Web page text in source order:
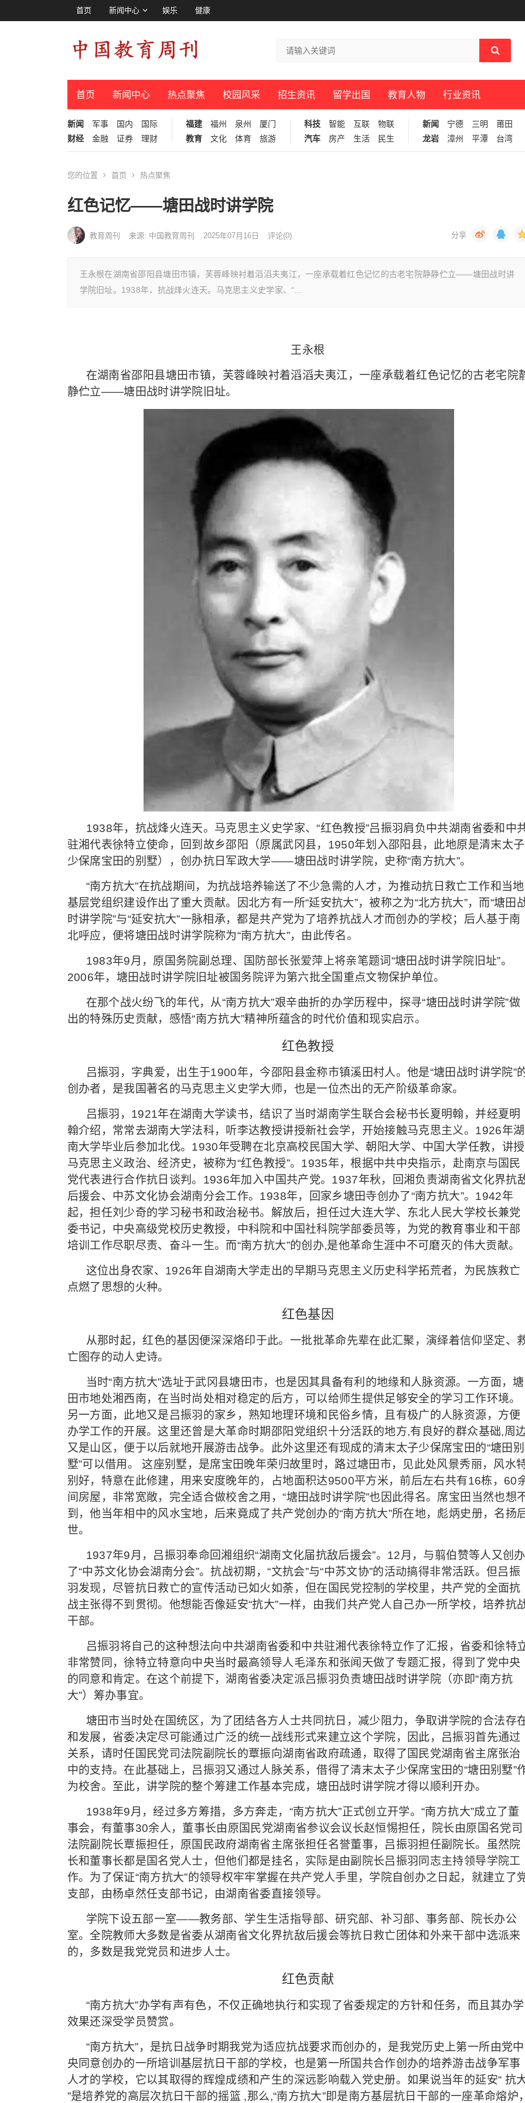
首页 新闻中心 娱乐 健康
首页 新闻中心 热点聚焦 校园风采 招生资讯 留学出国 教育人物 行业资讯
新闻 军事 国内
国际
财经
金融 证券 理财
福建 福州 泉州
厦门
教育
文化 体育 旅游
科技 智能 互联
物联
汽车
房产 生活 民生
新闻 宁德 三明
莆田
龙岩
漳州 平潭 台湾
您的位置 首页 热点聚焦
红色记忆——塘田战时讲学院
教育周刊 来源: 中国教育周刊 2025年07月16日 评论(0)
王永根在湖南省邵阳县塘田市镇，芙蓉峰映衬着滔滔夫夷江，一座承载着红色记忆的古老宅院静静伫立——塘田战时讲
学院旧址。1938年，抗战烽火连天。马克思主义史学家、“…
王永根
在湖南省邵阳县塘田市镇，芙蓉峰映衬着滔滔夫夷江，一座承载着红色记忆的古老宅院
静伫立——塘田战时讲学院旧址。
1938年，抗战烽火连天。马克思主义史学家、“红色教授”吕振羽肩负中共湖南省委和中
驻湘代表徐特立使命，回到故乡邵阳（原属武冈县，1950年划入邵阳县，此地原是清末太子
少保席宝田的别墅），创办抗日军政大学——塘田战时讲学院，史称“南方抗大”。
“南方抗大”在抗战期间，为抗战培养输送了不少急需的人才，为推动抗日救亡工作和当地
基层党组织建设作出了重大贡献。因北方有一所“延安抗大”，被称之为“北方抗大”，而“塘田
时讲学院”与“延安抗大”一脉相承，都是共产党为了培养抗战人才而创办的学校；后人基于南
北呼应，便将塘田战时讲学院称为“南方抗大”，由此传名。
1983年9月，原国务院副总理、国防部长张爱萍上将亲笔题词“塘田战时讲学院旧址”。
2006年，塘田战时讲学院旧址被国务院评为第六批全国重点文物保护单位。
在那个战火纷飞的年代，从“南方抗大”艰辛曲折的办学历程中，探寻“塘田战时讲学院”做
出的特殊历史贡献，感悟“南方抗大”精神所蕴含的时代价值和现实启示。
红色教授
吕振羽，字典爱，出生于1900年，今邵阳县金称市镇溪田村人。他是“塘田战时讲学院”
创办者，是我国著名的马克思主义史学大师，也是一位杰出的无产阶级革命家。
吕振羽，1921年在湖南大学读书，结识了当时湖南学生联合会秘书长夏明翰，并经夏明
翰介绍，常常去湖南大学法科，听李达教授讲授新社会学，开始接触马克思主义。1926年湖
南大学毕业后参加北伐。1930年受聘在北京高校民国大学、朝阳大学、中国大学任教，讲授
马克思主义政治、经济史，被称为“红色教授”。1935年，根据中共中央指示，赴南京与国民
党代表进行合作抗日谈判。1936年加入中国共产党。1937年秋，回湘负责湖南省文化界抗
后援会、中苏文化协会湖南分会工作。1938年，回家乡塘田寺创办了“南方抗大”。1942年
起，担任刘少奇的学习秘书和政治秘书。解放后，担任过大连大学、东北人民大学校长兼党
委书记，中央高级党校历史教授，中科院和中国社科院学部委员等，为党的教育事业和干部
培训工作尽职尽责、奋斗一生。而“南方抗大”的创办,是他革命生涯中不可磨灭的伟大贡献。
这位出身农家、1926年自湖南大学走出的早期马克思主义历史科学拓荒者，为民族救亡
点燃了思想的火种。
红色基因
从那时起，红色的基因便深深烙印于此。一批批革命先辈在此汇聚，演绎着信仰坚定、
亡图存的动人史诗。
当时“南方抗大”选址于武冈县塘田市，也是因其具备有利的地缘和人脉资源。一方面，塘
田市地处湘西南，在当时尚处相对稳定的后方，可以给师生提供足够安全的学习工作环境。
另一方面，此地又是吕振羽的家乡，熟知地理环境和民俗乡情，且有极广的人脉资源，方便
办学工作的开展。这里还曾是大革命时期邵阳党组织十分活跃的地方,有良好的群众基础,周
又是山区，便于以后就地开展游击战争。此外这里还有现成的清末太子少保席宝田的“塘田别
墅”可以借用。 这座别墅，是席宝田晚年荣归故里时，路过塘田市，见此处风景秀丽，风水
别好，特意在此修建，用来安度晚年的，占地面积达9500平方米，前后左右共有16栋，60
间房屋，非常宽敞，完全适合做校舍之用，“塘田战时讲学院”也因此得名。席宝田当然也想
到，他当年相中的风水宝地，后来竟成了共产党创办的“南方抗大”所在地，彪炳史册，名扬
世。
1937年9月，吕振羽奉命回湘组织“湖南文化届抗敌后援会”。12月，与翦伯赞等人又创办
了“中苏文化协会湖南分会”。抗战初期，“文抗会”与“中苏文协”的活动搞得非常活跃。但吕振
羽发现，尽管抗日救亡的宣传活动已如火如荼，但在国民党控制的学校里，共产党的全面抗
战主张得不到贯彻。他想能否像延安“抗大”一样，由我们共产党人自己办一所学校，培养抗
干部。
吕振羽将自己的这种想法向中共湖南省委和中共驻湘代表徐特立作了汇报，省委和徐特
非常赞同，徐特立特意向中央当时最高领导人毛泽东和张闻天做了专题汇报，得到了党中央
的同意和肯定。在这个前提下，湖南省委决定派吕振羽负责塘田战时讲学院（亦即“南方抗
大”）筹办事宜。
塘田市当时处在国统区，为了团结各方人士共同抗日，减少阻力，争取讲学院的合法存
和发展，省委决定尽可能通过广泛的统一战线形式来建立这个学院，因此，吕振羽首先通过
关系，请时任国民党司法院副院长的覃振向湖南省政府疏通，取得了国民党湖南省主席张治
中的支持。在此基础上，吕振羽又通过人脉关系，借得了清末太子少保席宝田的“塘田别墅”
为校舍。至此，讲学院的整个筹建工作基本完成，塘田战时讲学院才得以顺利开办。
1938年9月，经过多方筹措，多方奔走，“南方抗大”正式创立开学。“南方抗大”成立了董
事会，有董事30余人，董事长由原国民党湖南省参议会议长赵恒惕担任，院长由原国名党司
法院副院长覃振担任，原国民政府湖南省主席张担任名誉董事，吕振羽担任副院长。虽然院
长和董事长都是国名党人士，但他们都是挂名，实际是由副院长吕振羽同志主持领导学院工
作。为了保证“南方抗大”的领导权牢牢掌握在共产党人手里，学院自创办之日起，就建立了
支部，由杨卓然任支部书记，由湖南省委直接领导。
学院下设五部一室——教务部、学生生活指导部、研究部、补习部、事务部、院长办公
室。全院教师大多数是省委从湖南省文化界抗敌后援会等抗日救亡团体和外来干部中选派来
的，多数是我党党员和进步人士。
红色贡献
“南方抗大”办学有声有色，不仅正确地执行和实现了省委规定的方针和任务，而且其办学
效果还深受学员赞赏。
“南方抗大”，是抗日战争时期我党为适应抗战要求而创办的，是我党历史上第一所由党中
央同意创办的一所培训基层抗日干部的学校，也是第一所国共合作创办的培养游击战争军事
人才的学校，它以其取得的辉煌成绩和产生的深远影响载入党史册。如果说当年的延安“ 抗
”是培养党的高层次抗日干部的摇篮 ,那么,“南方抗大”即是南方基层抗日干部的一座革命熔炉，